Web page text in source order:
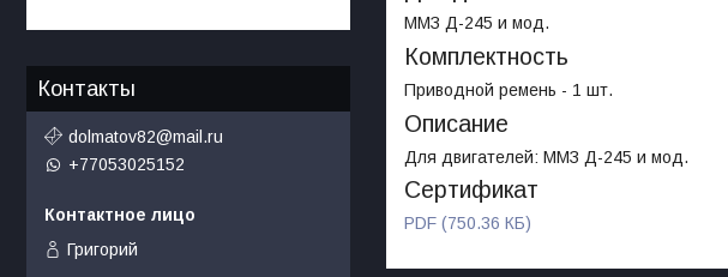
ММЗ Д-245 и мод.
Комплектность
Приводной ремень - 1 шт.
Описание
Для двигателей: ММЗ Д-245 и мод.
Сертификат
PDF (750.36 КБ)
Контакты
dolmatov82@mail.ru
+77053025152
Григорий